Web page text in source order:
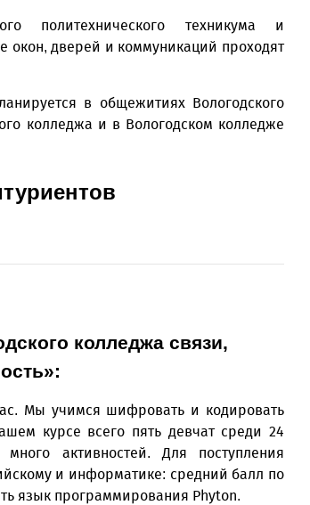
политехнического техникума и
окон, дверей и коммуникаций проходят
в общежитиях Вологодского
колледжа и в Вологодском колледже
колледжа связи,
Мы учимся шифровать и кодировать
курсе всего пять девчат среди 24
активностей. Для поступления
и информатике: средний балл по
язык программирования Phyton.